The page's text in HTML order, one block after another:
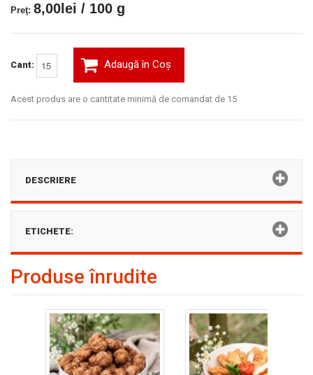
Preţ: 8,00lei / 100 g
Cant: Adaugă în Coş
Acest produs are o cantitate minimă de comandat de 15
DESCRIERE
ETICHETE:
Produse înrudite